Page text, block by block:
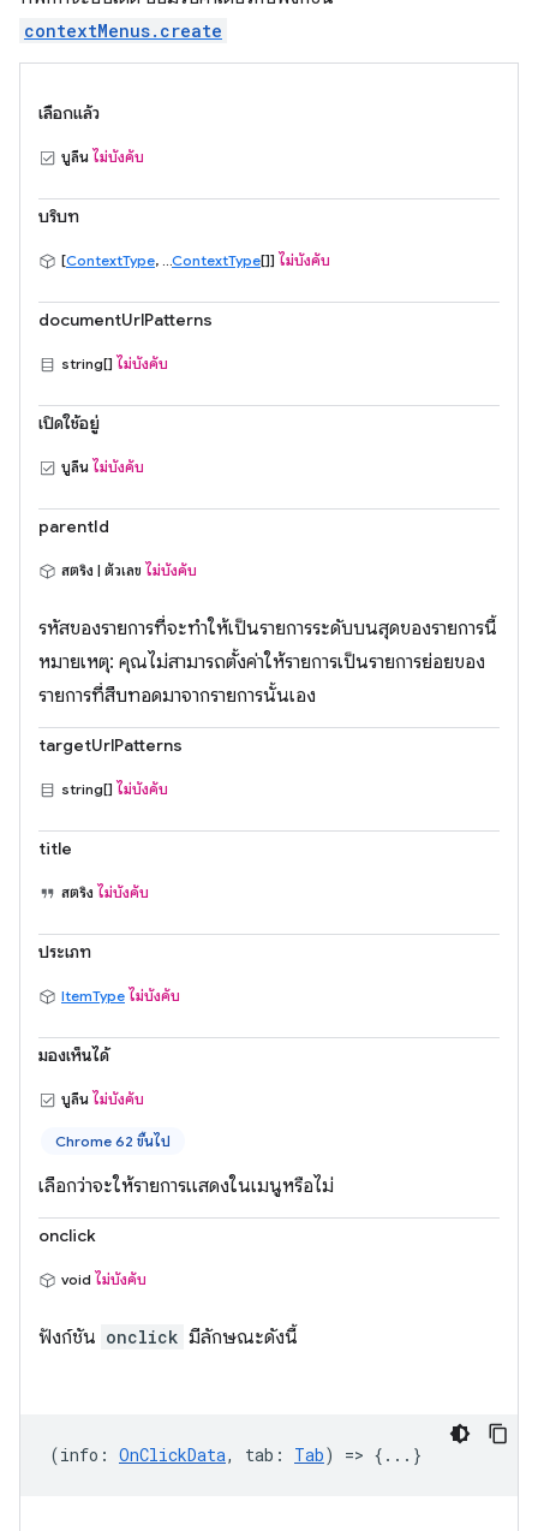
contextMenus.create
เลือกแล้ว
บูลีน ไม่บังคับ
บริบท
[ContextType, ...ContextType[]] ไม่บังคับ
documentUrlPatterns
string[] ไม่บังคับ
เปิดใช้อยู่
บูลีน ไม่บังคับ
parentId
สตริง | ตัวเลข ไม่บังคับ
รหัสของรายการที่จะทำให้เป็นรายการระดับบนสุดของรายการนี้
หมายเหตุ: คุณไม่สามารถตั้งค่าให้รายการเป็นรายการย่อยของ
รายการที่สืบทอดมาจากรายการนั้นเอง
targetUrlPatterns
string[] ไม่บังคับ
title
สตริง ไม่บังคับ
ประเภท
ItemType ไม่บังคับ
มองเห็นได้
บูลีน ไม่บังคับ
Chrome 62 ขึ้นไป
เลือกว่าจะให้รายการแสดงในเมนูหรือไม่
onclick
void ไม่บังคับ
ฟังก์ชัน onclick มีลักษณะดังนี้
(info : OnClickData, tab : Tab) => {...}